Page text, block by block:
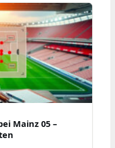
Mainz 05 –